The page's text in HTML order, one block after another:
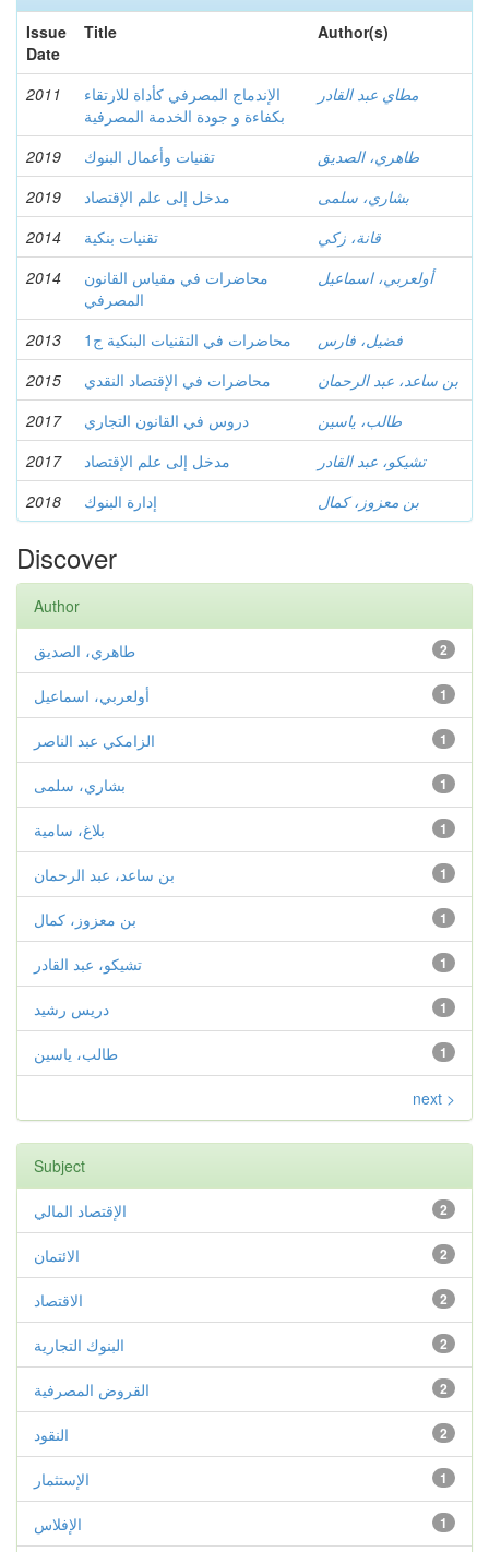
Issue
Date
Title Author(s)
2011
الإندماج المصرفي كأداة للارتقاء
بكفاءة و جودة الخدمة المصرفية
مطاي عبد القادر
2019 تقنيات وأعمال البنوك
طاهري، الصديق
2019
مدخل إلى علم الإقتصاد
بشاري، سلمى
2014
تقنيات بنكية
قانة، زكي
2014
محاضرات في مقياس القانون
المصرفي
أولعربي، اسماعيل
2013 محاضرات في التقنيات البنكية ج1
فضيل، فارس
2015
محاضرات في الإقتصاد النقدي
بن ساعد، عبد الرحمان
2017
دروس في القانون التجاري
طالب، ياسين
2017
مدخل إلى علم الإقتصاد
تشيكو، عبد القادر
2018
إدارة البنوك بن معزوز، كمال
Discover
Author
2 طاهري، الصديق
1 أولعربي، اسماعيل
1 الزامكي عبد الناصر
1 بشاري، سلمى
1 بلاغ، سامية
1 بن ساعد، عبد الرحمان
1 بن معزوز، كمال
1 تشيكو، عبد القادر
1 دريس رشيد
1 طالب، ياسين
next >
Subject
2 الإقتصاد المالي
2 الائتمان
2 الاقتصاد
2 البنوك التجارية
2 القروض المصرفية
2 النقود
1 الإستثمار
1 الإفلاس